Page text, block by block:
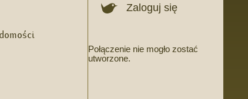
Zaloguj się
Połączenie nie mogło zostać
utworzone.